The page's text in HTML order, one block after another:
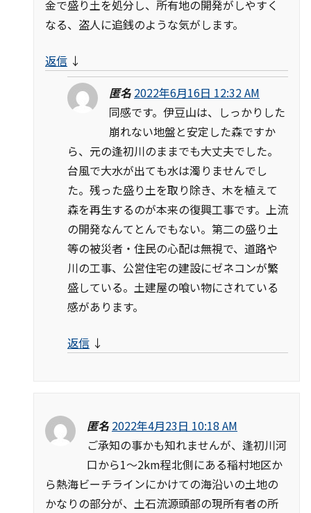
金で盛り土を処分し、所有地の開発がしやすく
なる、盗人に追銭のような気がします。
返信 ↓
匿名 2022年6月16日 12:32 AM
同感です。伊豆山は、しっかりした
崩れない地盤と安定した森ですか
ら、元の逢初川のままでも大丈夫でした。
台風で大水が出ても水は濁りませんでし
た。残った盛り土を取り除き、木を植えて
森を再生するのが本来の復興工事です。上流
の開発なんてとんでもない。第二の盛り土
等の被災者・住民の心配は無視で、道路や
川の工事、公営住宅の建設にゼネコンが繁
盛している。土建屋の喰い物にされている
感があります。
返信 ↓
匿名 2022年4月23日 10:18 AM
ご承知の事かも知れませんが、逢初川河
口から1〜2km程北側にある稲村地区か
ら熱海ビーチラインにかけての海沿いの土地の
かなりの部分が、土石流源頭部の現所有者の所